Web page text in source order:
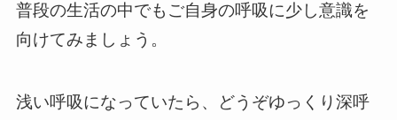
普段の生活の中でもご自身の呼吸に少し意識を
向けてみましょう。
浅い呼吸になっていたら、どうぞゆっくり深呼